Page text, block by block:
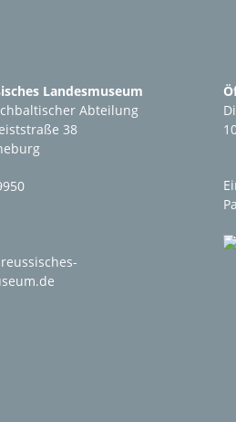
Landesmuseum
Abteilung
38